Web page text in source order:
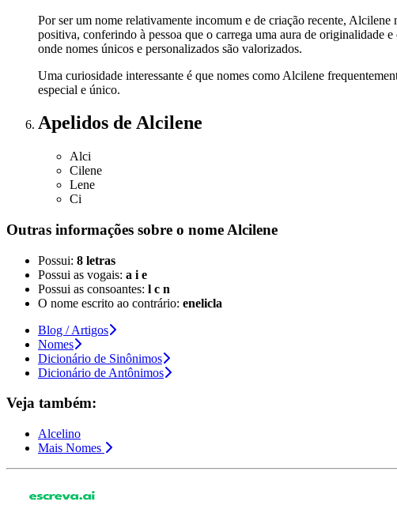
Por ser um nome relativamente incomum e de criação recente,
positiva, conferindo à pessoa que o carrega uma aura de originalidade
onde nomes únicos e personalizados são valorizados.
Uma curiosidade interessante é que nomes como Alcilene
especial e único.
Apelidos de Alcilene
Alci
Cilene
Lene
Ci
Outras informações sobre o nome Alcilene
Possui: 8 letras
Possui as vogais: a i e
Possui as consoantes: l c n
O nome escrito ao contrário: enelicla
Blog / Artigos
Nomes
Dicionário de Sinônimos
Dicionário de Antônimos
Veja também:
Alcelino
Mais Nomes